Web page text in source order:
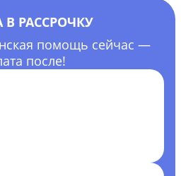
В РАССРОЧКУ
помощь сейчас —
после!